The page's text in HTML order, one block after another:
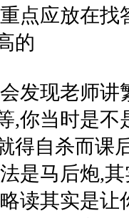
点应放在找
的
老师讲繁
,你当时是不
得自杀而课
是马后炮,
读其实是让